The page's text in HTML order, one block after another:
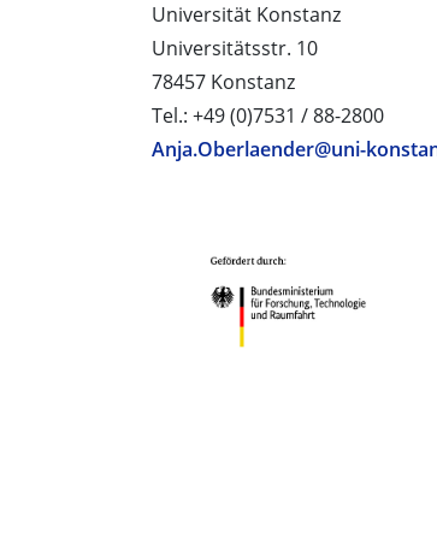
Universität Konstanz
Universitätsstr. 10
78457 Konstanz
Tel.: +49 (0)7531 / 88-2800
Anja.Oberlaender@uni-